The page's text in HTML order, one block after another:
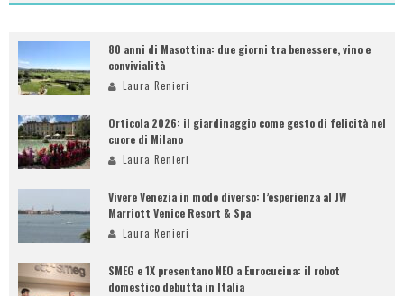
80 anni di Masottina: due giorni tra benessere, vino e
convivialità
Laura Renieri
Orticola 2026: il giardinaggio come gesto di felicità nel
cuore di Milano
Laura Renieri
Vivere Venezia in modo diverso: l’esperienza al JW
Marriott Venice Resort & Spa
Laura Renieri
SMEG e 1X presentano NEO a Eurocucina: il robot
domestico debutta in Italia